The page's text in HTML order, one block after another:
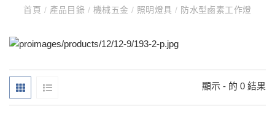
首頁 / 產品目錄 / 機械五金 / 照明燈具/ 防水型鹵素工作燈
顯示 - 的 0 結果